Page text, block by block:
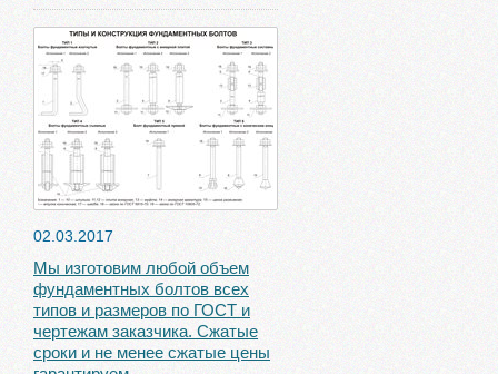
02.03.2017
Мы изготовим любой объем
фундаментных болтов всех
типов и размеров по ГОСТ и
чертежам заказчика. Сжатые
сроки и не менее сжатые цены